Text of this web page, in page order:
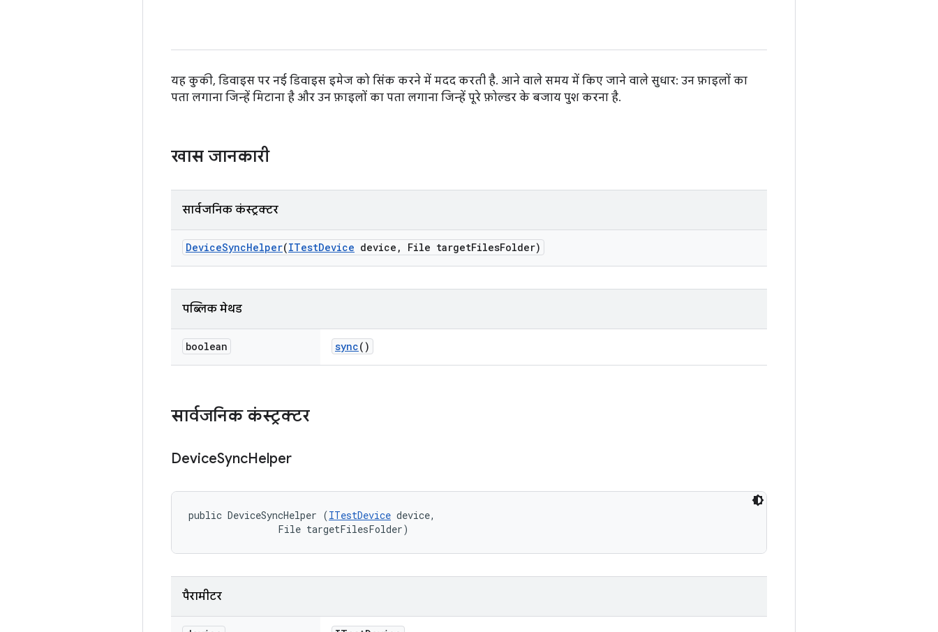
यह कुकी, डिवाइस पर नई डिवाइस इमेज को सिंक करने में मदद करती है. आने वाले समय में किए जाने वाले सुधार: उन फ़ाइलों का
पता लगाना जिन्हें मिटाना है और उन फ़ाइलों का पता लगाना जिन्हें पूरे फ़ोल्डर के बजाय पुश करना है.
खास जानकारी
सार्वजनिक कंस्ट्रक्टर
DeviceSyncHelper(ITestDevice device , File targetFilesFolder)
पब्लिक मेथड
boolean sync()
सार्वजनिक कंस्ट्रक्टर
DeviceSyncHelper
public DeviceSyncHelper (ITestDevice device,
                File targetFilesFolder)
पैरामीटर